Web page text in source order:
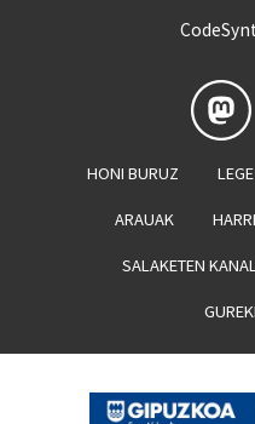
HONI BURUZ
ARAUAK
SALAKETEN